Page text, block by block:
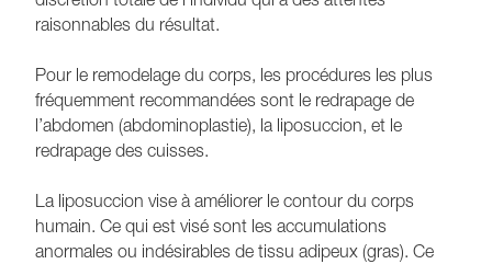
raisonnables du résultat.
Pour le remodelage du corps, les procédures les plus
fréquemment recommandées sont le redrapage de
l’abdomen (abdominoplastie), la liposuccion, et le
redrapage des cuisses.
La liposuccion vise à améliorer le contour du corps
humain. Ce qui est visé sont les accumulations
anormales ou indésirables de tissu adipeux (gras). Ce